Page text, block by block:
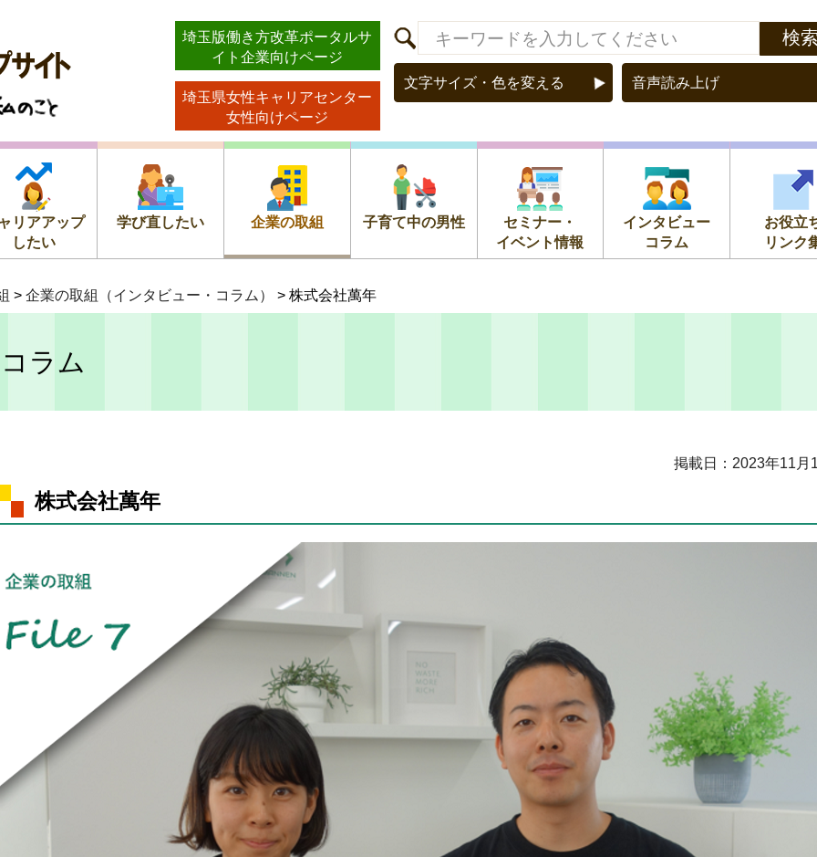
と
埼玉版働き方改革ポータルサ
イト企業向けページ
埼玉県女性キャリアセンター
女性向けページ
文字サイズ・色を変える 音声読み上げ
リアアップ
したい
学び直したい 企業の取組 子育て中の男性
セミナー・
イベント情報
インタビュー
コラム
お役立
リンク
> 企業の取組（インタビュー・コラム） > 株式会社萬年
ラム
掲載日：2023年11月
株式会社萬年